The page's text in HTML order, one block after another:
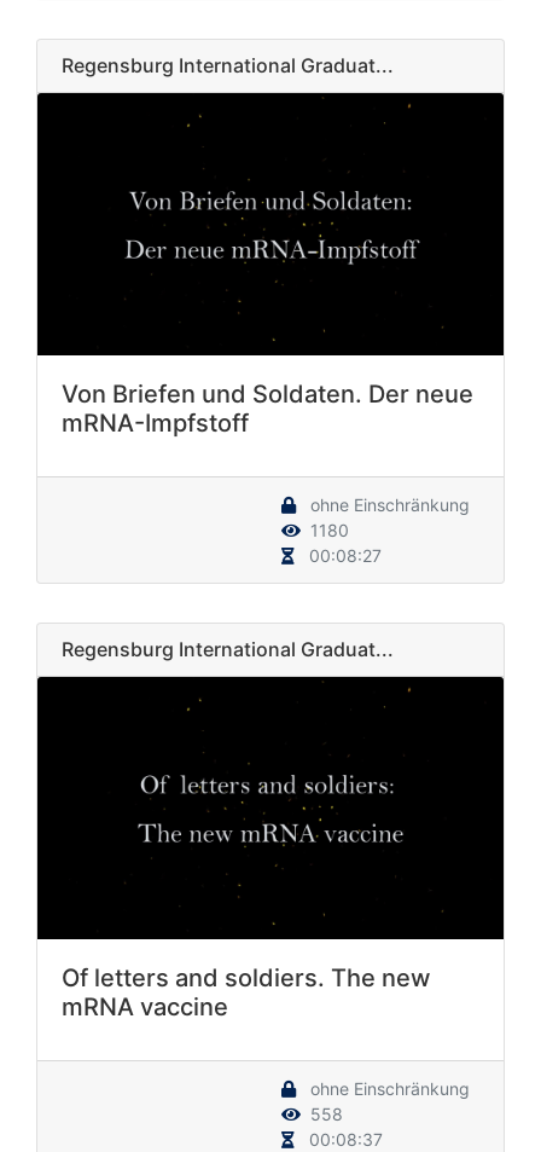
Regensburg International Graduat...
Von Briefen und Soldaten. Der neue
mRNA-Impfstoff
ohne Einschränkung
1180
00:08:27
Regensburg International Graduat...
Of letters and soldiers. The new
mRNA vaccine
ohne Einschränkung
558
00:08:37